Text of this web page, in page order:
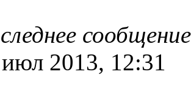
2013, 12:31